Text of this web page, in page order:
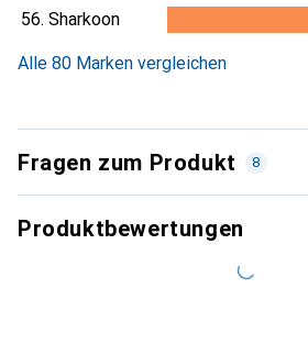
2.4%
56. Sharkoon
Alle 80 Marken vergleichen
Fragen zum Produkt 8
Produktbewertungen